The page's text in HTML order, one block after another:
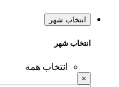
انتخاب شهر
انتخاب شهر
انتخاب همه
×